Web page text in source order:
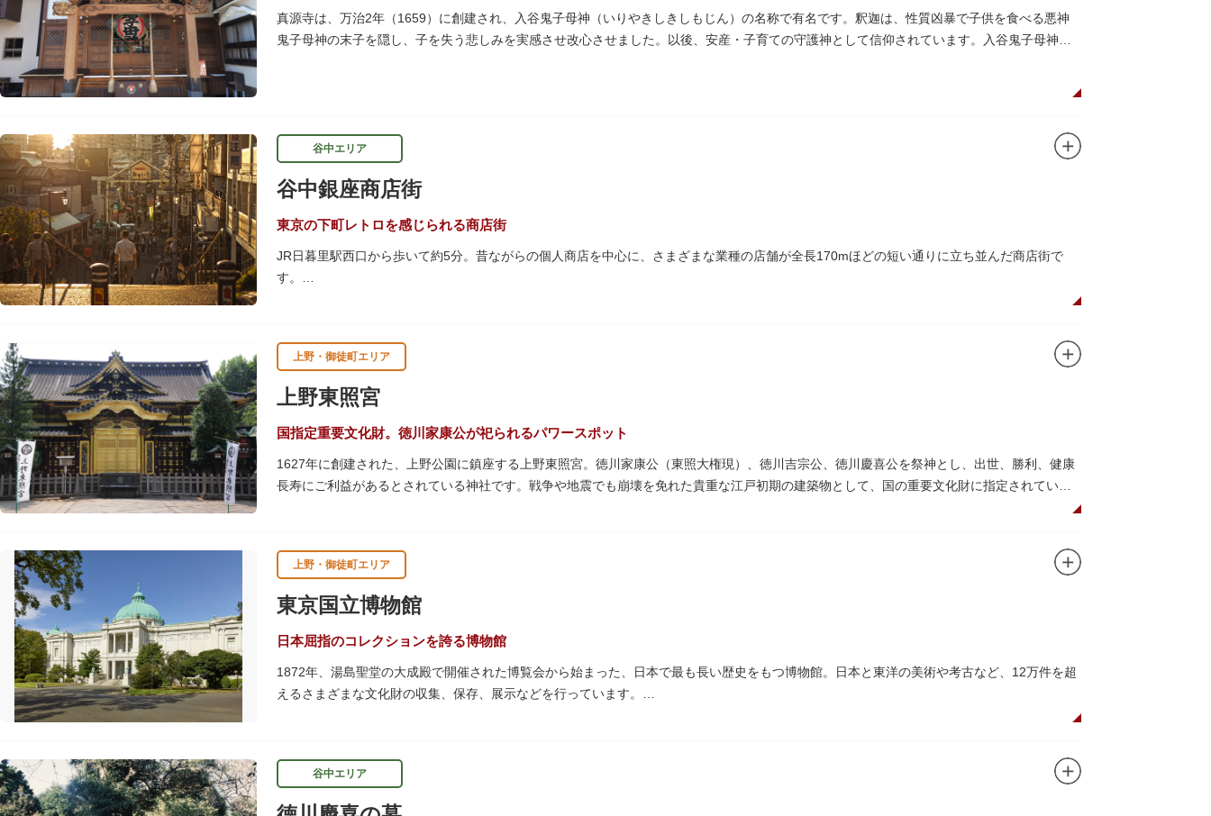
隅田川にかかる橋々も、それぞれ特徴的な形をしていて見応えは抜群。せっかくなら水上バスに乗船して、優雅に観察してみてはいかがでし
ょうか。
真源寺は、万治2年（1659）に創建され、入谷鬼子母神（いりやきしきしもじん）の名称で有名です。釈迦は、性質凶暴で子供を食べる悪神
鬼子母神の末子を隠し、子を失う悲しみを実感させ改心させました。以後、安産・子育ての守護神として信仰されています。入谷鬼子母神で
谷中エリア
谷中銀座商店街
東京の下町レトロを感じられる商店街
JR日暮里駅西口から歩いて約5分。昔ながらの個人商店を中心に、さまざまな業種の店舗が全長170mほどの短い通りに立ち並んだ商店街で
す。
谷中銀座商店街は1945年頃に自然発生的に生まれ、現在の近隣型商店街へと発展。昭和の懐かしい商店街の景観を見ることができます。東京
の下町レトロを感じられるスポットとして、近隣住民だけではなく、国内外から多くの観光客が訪れ、買い物や散策を楽しんでいます。
上野・御徒町エリア
上野東照宮
国指定重要文化財。徳川家康公が祀られるパワースポット
1627年に創建された、上野公園に鎮座する上野東照宮。徳川家康公（東照大権現）、徳川吉宗公、徳川慶喜公を祭神とし、出世、勝利、健康
長寿にご利益があるとされている神社です。戦争や地震でも崩壊を免れた貴重な江戸初期の建築物として、国の重要文化財に指定されていま
贅沢に金箔が使われた豪華絢爛な金色殿（社殿）などの建造物は、三代将軍・徳川家光公が、日光東照宮までお参りに行けない江戸の人々の
ために建てられたそう。社殿内部は文化財保護のため通常は非公開ですが、特別公開が実施されることもあるので、拝観を申し込んでみては
いかがでしょうか。
授与所では、期間・数量限定のお守りや御朱印も授与されているので要チェック。手塚治虫のユニコのお守りなど愛らしいものがあります
上野・御徒町エリア
東京国立博物館
日本屈指のコレクションを誇る博物館
1872年、湯島聖堂の大成殿で開催された博覧会から始まった、日本で最も長い歴史をもつ博物館。日本と東洋の美術や考古など、12万件を超
えるさまざまな文化財の収集、保存、展示などを行っています。
帝冠様式の代表的建築物である本館をはじめとする6つの展示館（資料館）からなり、89件の国宝を所蔵。常に貴重な文化財を公開し、講座や
てみてはいかがでしょうか。
吹き抜けのエントランスに大理石の大階段がある本館では、壁時計やステンドグラスなど格調高い内部装飾にも注目してみてください。初め
谷中エリア